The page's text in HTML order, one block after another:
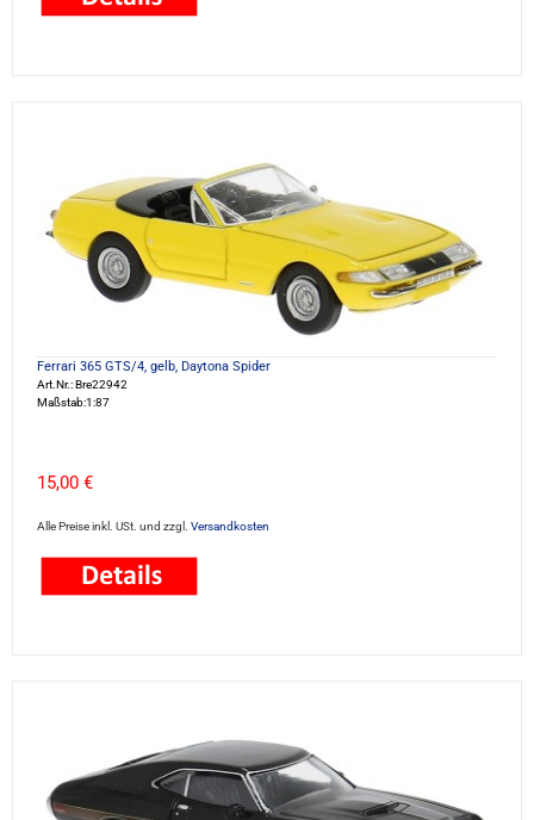
Ferrari 365 GTS/4, gelb, Daytona Spider
Art.Nr.: Bre22942
Maßstab:1:87
15,00 €
Alle Preise inkl. USt. und zzgl. Versandkosten